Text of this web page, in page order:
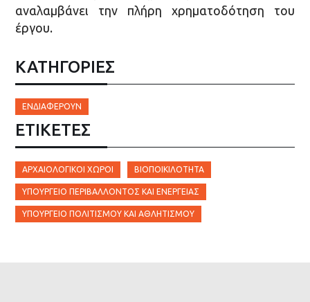
αναλαμβάνει την πλήρη χρηματοδότηση του
έργου.
ΚΑΤΗΓΟΡΙΕΣ
ΕΝΔΙΑΦΈΡΟΥΝ
ΕΤΙΚΈΤΕΣ
ΑΡΧΑΙΟΛΟΓΙΚΟΊ ΧΏΡΟΙ ΒΙΟΠΟΙΚΙΛΌΤΗΤΑ
ΥΠΟΥΡΓΕΊΟ ΠΕΡΙΒΆΛΛΟΝΤΟΣ ΚΑΙ ΕΝΈΡΓΕΙΑΣ
ΥΠΟΥΡΓΕΊΟ ΠΟΛΙΤΙΣΜΟΎ ΚΑΙ ΑΘΛΗΤΙΣΜΟΎ